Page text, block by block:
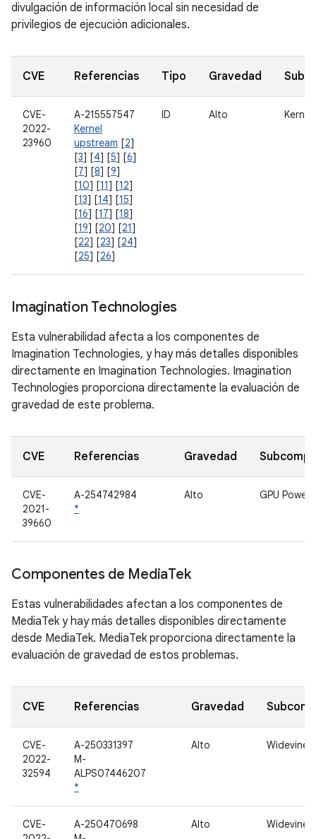
divulgación de información local sin necesidad de
privilegios de ejecución adicionales.
CVE Referencias Tipo Gravedad
CVE-
2022-
23960
A-215557547
Kernel
upstream [2]
[3] [4] [5] [6]
[7] [8] [9]
[10] [11] [12]
[13] [14] [15]
[16] [17] [18]
[19] [20] [21]
[22] [23] [24]
[25] [26]
ID Alto Kernel
Imagination Technologies
Esta vulnerabilidad afecta a los componentes de
Imagination Technologies, y hay más detalles disponibles
directamente en Imagination Technologies. Imagination
Technologies proporciona directamente la evaluación de
gravedad de este problema.
CVE Referencias Gravedad
CVE-
2021-
39660
A-254742984
*
Alto GPU
Componentes de MediaTek
Estas vulnerabilidades afectan a los componentes de
MediaTek y hay más detalles disponibles directamente
desde MediaTek. MediaTek proporciona directamente la
evaluación de gravedad de estos problemas.
CVE Referencias Gravedad
CVE-
2022-
32594
A-250331397
M-
ALPS07446207
*
Alto Widevine
CVE-
A-250470698
Alto Widevine